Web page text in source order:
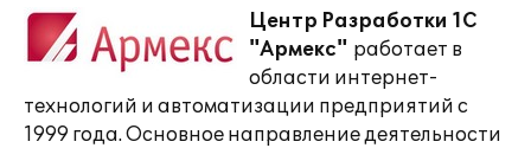
Центр Разработки 1С
"Армекс" работает в
области интернет-
технологий и автоматизации предприятий с
1999 года. Основное направление деятельности